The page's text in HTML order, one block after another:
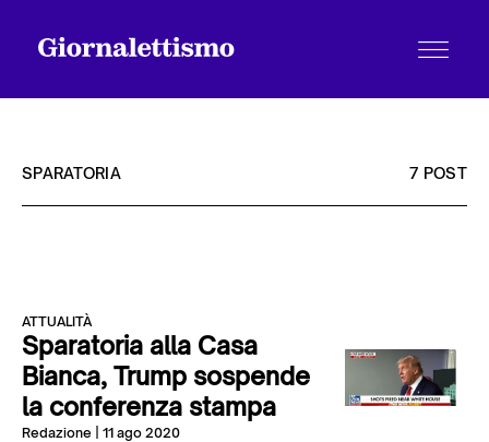
Chi siamo
Contatti
SPARATORIA 7 POST
ATTUALITÀ
Sparatoria alla Casa
Bianca, Trump sospende
la conferenza stampa
Redazione | 11 ago 2020